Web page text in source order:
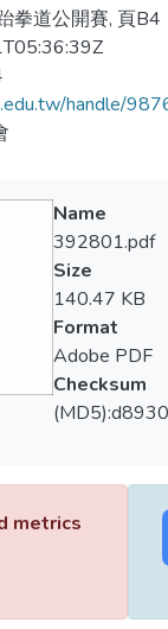
拳道公開賽, 頁B4
handle/
Name
392801.pdf
Size
140.47 KB
Format
Adobe PDF
Checksum
metrics